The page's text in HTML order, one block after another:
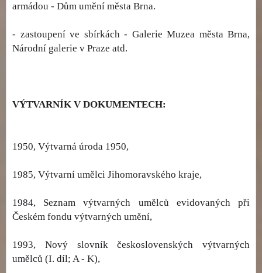
armádou - Dům umění města Brna.
- zastoupení ve sbírkách - Galerie Muzea města Brna,
Národní galerie v Praze atd.
VÝTVARNÍK V DOKUMENTECH:
1950, Výtvarná úroda 1950,
1985, Výtvarní umělci Jihomoravského kraje,
1984, Seznam výtvarných umělců evidovaných při
Českém fondu výtvarných umění,
1993, Nový slovník československých výtvarných
umělců (I. díl; A - K),